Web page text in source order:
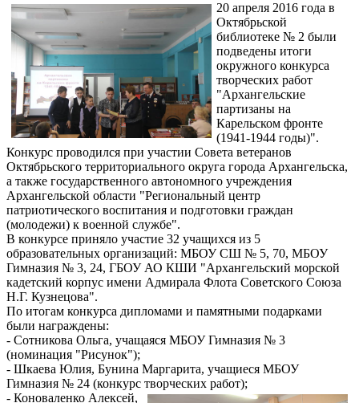
20 апреля 2016 года в
Октябрьской
библиотеке № 2 были
подведены итоги
окружного конкурса
творческих работ
"Архангельские
партизаны на
Карельском фронте
(1941-1944 годы)".
Конкурс проводился при участии Совета ветеранов
Октябрьского территориального округа города Архангельска,
а также государственного автономного учреждения
Архангельской области "Региональный центр
патриотического воспитания и подготовки граждан
(молодежи) к военной службе".
В конкурсе приняло участие 32 учащихся из 5
образовательных организаций: МБОУ СШ № 5, 70, МБОУ
Гимназия № 3, 24, ГБОУ АО КШИ "Архангельский морской
кадетский корпус имени Адмирала Флота Советского Союза
Н.Г. Кузнецова".
По итогам конкурса дипломами и памятными подарками
были награждены:
- Сотникова Ольга, учащаяся МБОУ Гимназия № 3
(номинация "Рисунок");
- Шкаева Юлия, Бунина Маргарита, учащиеся МБОУ
Гимназия № 24 (конкурс творческих работ);
- Коноваленко Алексей,